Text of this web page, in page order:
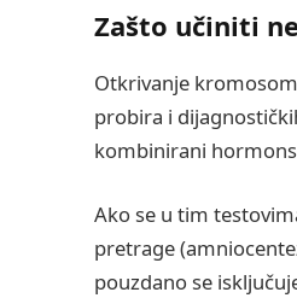
Zašto učiniti
Otkrivanje
probira i
kombinirani
Ako se u tim
pretrage
pouzdano se